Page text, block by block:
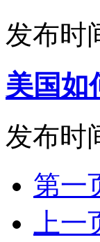
发布时
美国如
发布时
第一
上一